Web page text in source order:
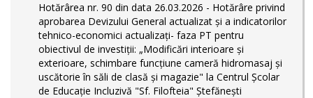
Hotărârea nr. 90 din data 26.03.2026 - Hotărâre privind
aprobarea Devizului General actualizat și a indicatorilor
tehnico-economici actualizați- faza PT pentru
obiectivul de investiții: „Modificări interioare și
exterioare, schimbare funcțiune cameră hidromasaj și
uscătorie în săli de clasă și magazie" la Centrul Școlar
de Educație Incluzivă "Sf. Filofteia" Ștefănești